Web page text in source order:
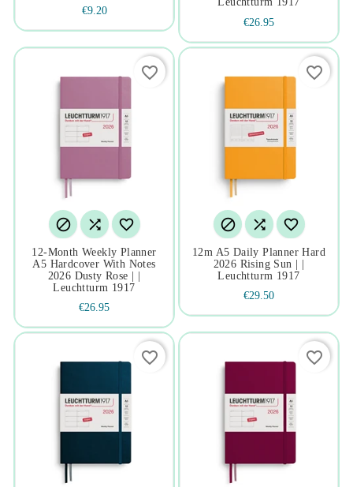
€9.20
€26.95
  
12-Month Weekly Planner
A5 Hardcover With Notes
2026 Dusty Rose | |
Leuchtturm 1917
€26.95
favorite_border
  
12m A5 Daily Planner Hard
2026 Rising Sun | |
Leuchtturm 1917
€29.50
favorite_border
favorite_border favorite_border